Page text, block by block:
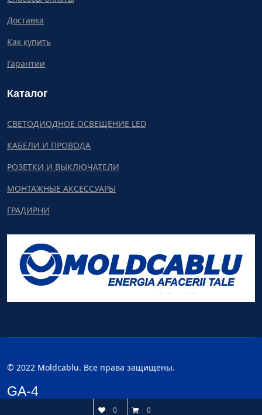
Доставка
Как купить
Гарантии
Каталог
СВЕТОДИОДНОЕ ОСВЕЩЕНИЕ LED
КАБЕЛИ И ПРОВОДА
РОЗЕТКИ И ВЫКЛЮЧАТЕЛИ
МОНТАЖНЫЕ АКСЕССУАРЫ
ГРАДИРНИ
© 2022 Moldcablu. Все права защищены.
GA-4
0 0